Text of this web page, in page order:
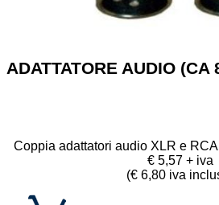
ADATTATORE AUDIO (CA
Coppia adattatori audio XLR e
€ 5,57 + iva
(€ 6,80 iva